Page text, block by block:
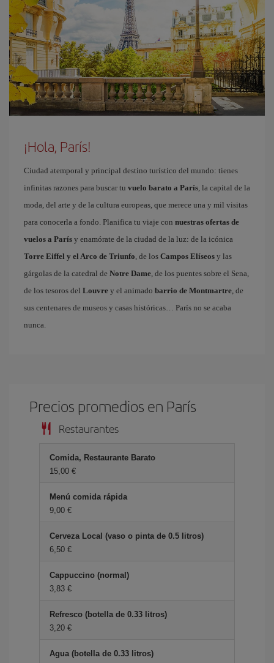
¡Hola, París!
Ciudad atemporal y principal destino turístico del mundo: tienes
infinitas razones para buscar tu vuelo barato a París, la capital de la
moda, del arte y de la cultura europeas, que merece una y mil visitas
para conocerla a fondo. Planifica tu viaje con nuestras ofertas de
vuelos a París y enamórate de la ciudad de la luz: de la icónica
Torre Eiffel y el Arco de Triunfo, de los Campos Elíseos y las
gárgolas de la catedral de Notre Dame, de los puentes sobre el Sena,
de los tesoros del Louvre y el animado barrio de Montmartre, de
sus centenares de museos y casas históricas… París no se acaba
nunca.
Precios promedios en París
Restaurantes
Comida, Restaurante Barato
15,00 €
Menú comida rápida
9,00 €
Cerveza Local (vaso o pinta de 0.5 litros)
6,50 €
Cappuccino (normal)
3,83 €
Refresco (botella de 0.33 litros)
3,20 €
Agua (botella de 0.33 litros)